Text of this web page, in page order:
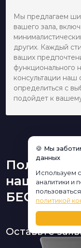
Мы предлагаем
вашего зала,
других. Каждый
ваших
функционального
консультации наш
определиться с
подойдет к
Получите
нашего
Оставьте
🍪 Мы
данных
Используем
аналитики и
политикой